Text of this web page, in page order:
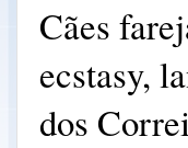
Cães
ecstasy,
dos